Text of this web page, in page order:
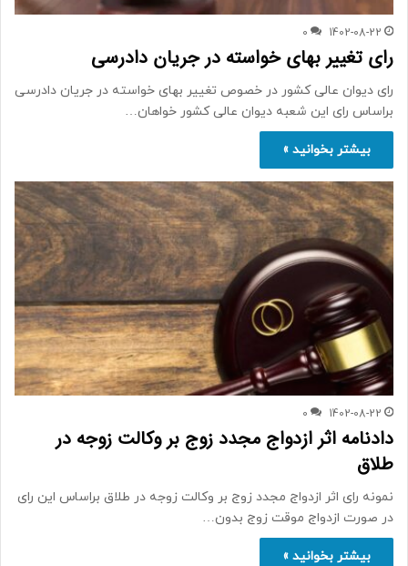
1402-08-22
0
رای تغییر بهای خواسته در جریان دادرسی
رای دیوان عالی کشور در خصوص تغییر بهای خواسته در جریان دادرسی
براساس رای این شعبه دیوان عالی کشور خواهان…
بیشتر بخوانید »
1402-08-22
0
دادنامه اثر ازدواج مجدد زوج بر وکالت زوجه در
طلاق
نمونه رای اثر ازدواج مجدد زوج بر وکالت زوجه در طلاق براساس این رای
در صورت ازدواج موقت زوج بدون…
بیشتر بخوانید »